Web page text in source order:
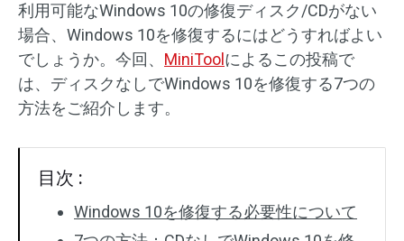
利用可能なWindows 10の修復ディスク/CDがない
場合、Windows 10を修復するにはどうすればよい
でしょうか。今回、 MiniTool によるこの投稿で
は、ディスクなしでWindows 10を修復する7つの
方法をご紹介します。
目次 :
Windows 10を修復する必要性について